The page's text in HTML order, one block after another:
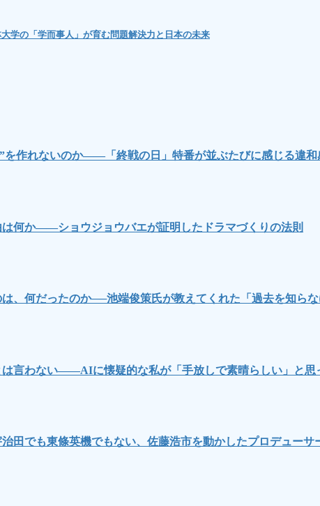
学の「学而事人」が育む問題解決力と日本の未来
を作れないのか――「終戦の日」特番が並ぶたびに感じる違和
何か――ショウジョウバエが証明したドラマづくりの法則
、何だったのか──池端俊策氏が教えてくれた「過去を知ら
は言わない――AIに懐疑的な私が「手放しで素晴らしい」と
田でも東條英機でもない、佐藤浩市を動かしたプロデューサ